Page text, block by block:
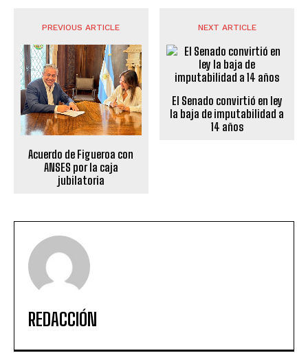
PREVIOUS ARTICLE
Acuerdo de Figueroa con
ANSES por la caja
jubilatoria
NEXT ARTICLE
El Senado convirtió en ley
la baja de imputabilidad a
14 años
REDACCIÓN